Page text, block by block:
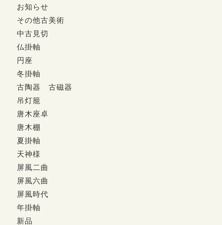
お知らせ
その他古美術
中古見切
仏掛軸
円座
冬掛軸
古陶器 古磁器
吊灯籠
唐木座卓
唐木棚
夏掛軸
天神様
屏風二曲
屏風六曲
屏風時代
年掛軸
新品